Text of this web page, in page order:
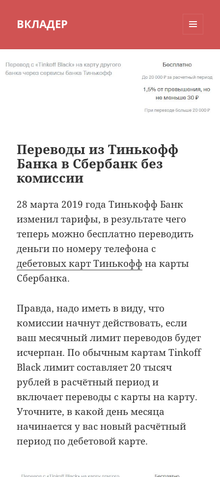
ВКЛАДЕР
Переводы из Тинькофф
Банка в Сбербанк без
комиссии
28 марта 2019 года Тинькофф Банк
изменил тарифы, в результате чего
теперь можно бесплатно переводить
деньги по номеру телефона с
дебетовых карт Тинькофф на карты
Сбербанка.
Правда, надо иметь в виду, что
комиссии начнут действовать, если
ваш месячный лимит переводов будет
исчерпан. По обычным картам Tinkoff
Black лимит составляет 20 тысяч
рублей в расчётный период и
включает переводы с карты на карту.
Уточните, в какой день месяца
начинается у вас новый расчётный
период по дебетовой карте.